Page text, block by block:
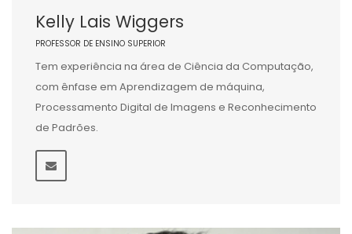
Kelly Lais Wiggers
PROFESSOR DE ENSINO SUPERIOR
Tem experiência na área de Ciência da Computação,
com ênfase em Aprendizagem de máquina,
Processamento Digital de Imagens e Reconhecimento
de Padrões.